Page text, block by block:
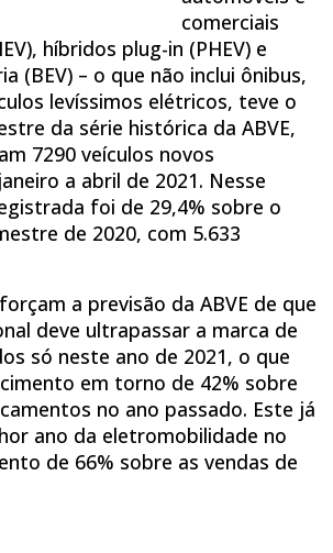
comerciais
híbridos plug-in (PHEV) e
(BEV) – o que não inclui ônibus,
levíssimos elétricos, teve o
da série histórica da ABVE,
7290 veículos novos
a abril de 2021. Nesse
foi de 29,4% sobre o
de 2020, com 5.633
a previsão da ABVE de que
deve ultrapassar a marca de
só neste ano de 2021, o que
em torno de 42% sobre
no ano passado. Este já
ano da eletromobilidade no
de 66% sobre as vendas de